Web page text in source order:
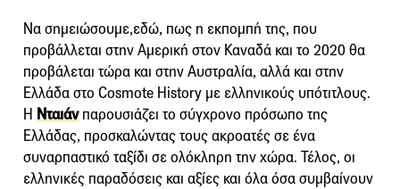
Να σημειώσουμε,εδώ, πως η εκπομπή της, που
προβάλλεται στην Αμερική στον Καναδά και το 2020 θα
προβάλεται τώρα και στην Αυστραλία, αλλά και στην
Ελλάδα στο Cosmote History με ελληνικούς υπότιτλους.
Η Νταιάνπαρουσιάζει το σύγχρονο πρόσωπο της
Ελλάδας, προσκαλώντας τους ακροατές σε ένα
συναρπαστικό ταξίδι σε ολόκληρη την χώρα. Τέλος, οι
ελληνικές παραδόσεις και αξίες και όλα όσα συμβαίνουν